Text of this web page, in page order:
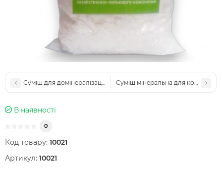
Суміш для домінералізації води, Ecosoft 2A, 1 кг (10003)
Суміш мінеральна для контролю
В наявностi
0
Код товару: 10021
Артикул: 10021